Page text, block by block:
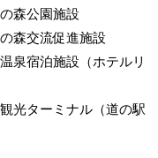
施設
促進施設
設（ホテルリ
光ターミナル（道の駅